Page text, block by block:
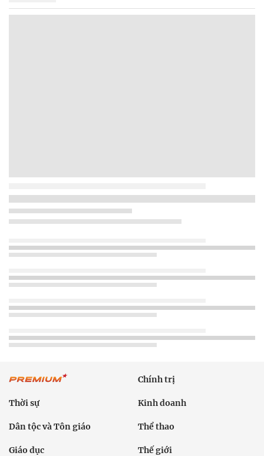
Chính trị
Thời sự Kinh doanh
Dân tộc và Tôn giáo Thể thao
Giáo dục Thế giới